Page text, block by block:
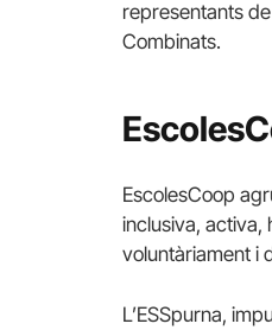
representants
Combinats.
EscolesCoop
inclusiva, activa,
voluntàriament i
L’ESSpurna,